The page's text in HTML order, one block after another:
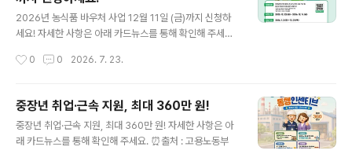
2026년 농식품 바우처 사업 12월 11일 (금)까지 신청하
세요! 자세한 사항은 아래 카드뉴스를 통해 확인해 주세요.
0 0 2026. 7. 23.
중장년 취업·근속 지원, 최대 360만 원!
중장년 취업·근속 지원, 최대 360만 원! 자세한 사항은 아
래 카드뉴스를 통해 확인해 주세요. ⏰출처 : 고용노동부